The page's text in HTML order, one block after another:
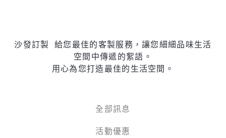
沙發訂製 給您最佳的客製服務，讓您細細品味生活
空間中傳遞的絮語。
用心為您打造最佳的生活空間。
全部訊息
活動優惠